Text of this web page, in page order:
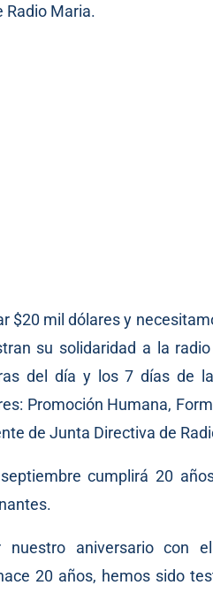
Radio Maria.
$20 mil dólares y
su solidaridad a la
del día y los 7 días de
Promoción Humana,
de Junta Directiva de
cumplirá 20
nuestro aniversario con
20 años, hemos sido